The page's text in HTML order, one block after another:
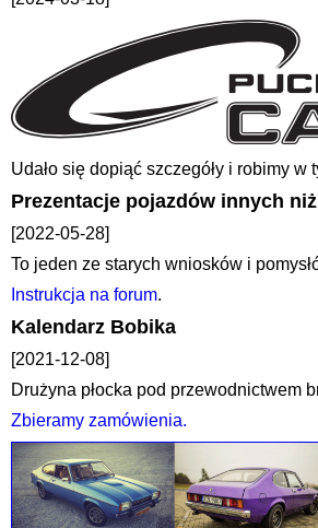
Udało się dopiąć szczegóły i robimy
Prezentacje pojazdów innych
[2022-05-28]
To jeden ze starych wniosków i
Instrukcja na forum.
Kalendarz Bobika
[2021-12-08]
Drużyna płocka pod przewodnictwem
Zbieramy zamówienia.